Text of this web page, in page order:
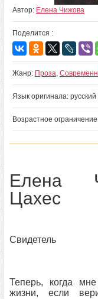
Автор: Елена Чижова
Поделится :
Жанр: Проза,
Язык оригинала: русский
Возрастное
Елена
Цахес
Свидетель
Теперь, когда
жизни, если